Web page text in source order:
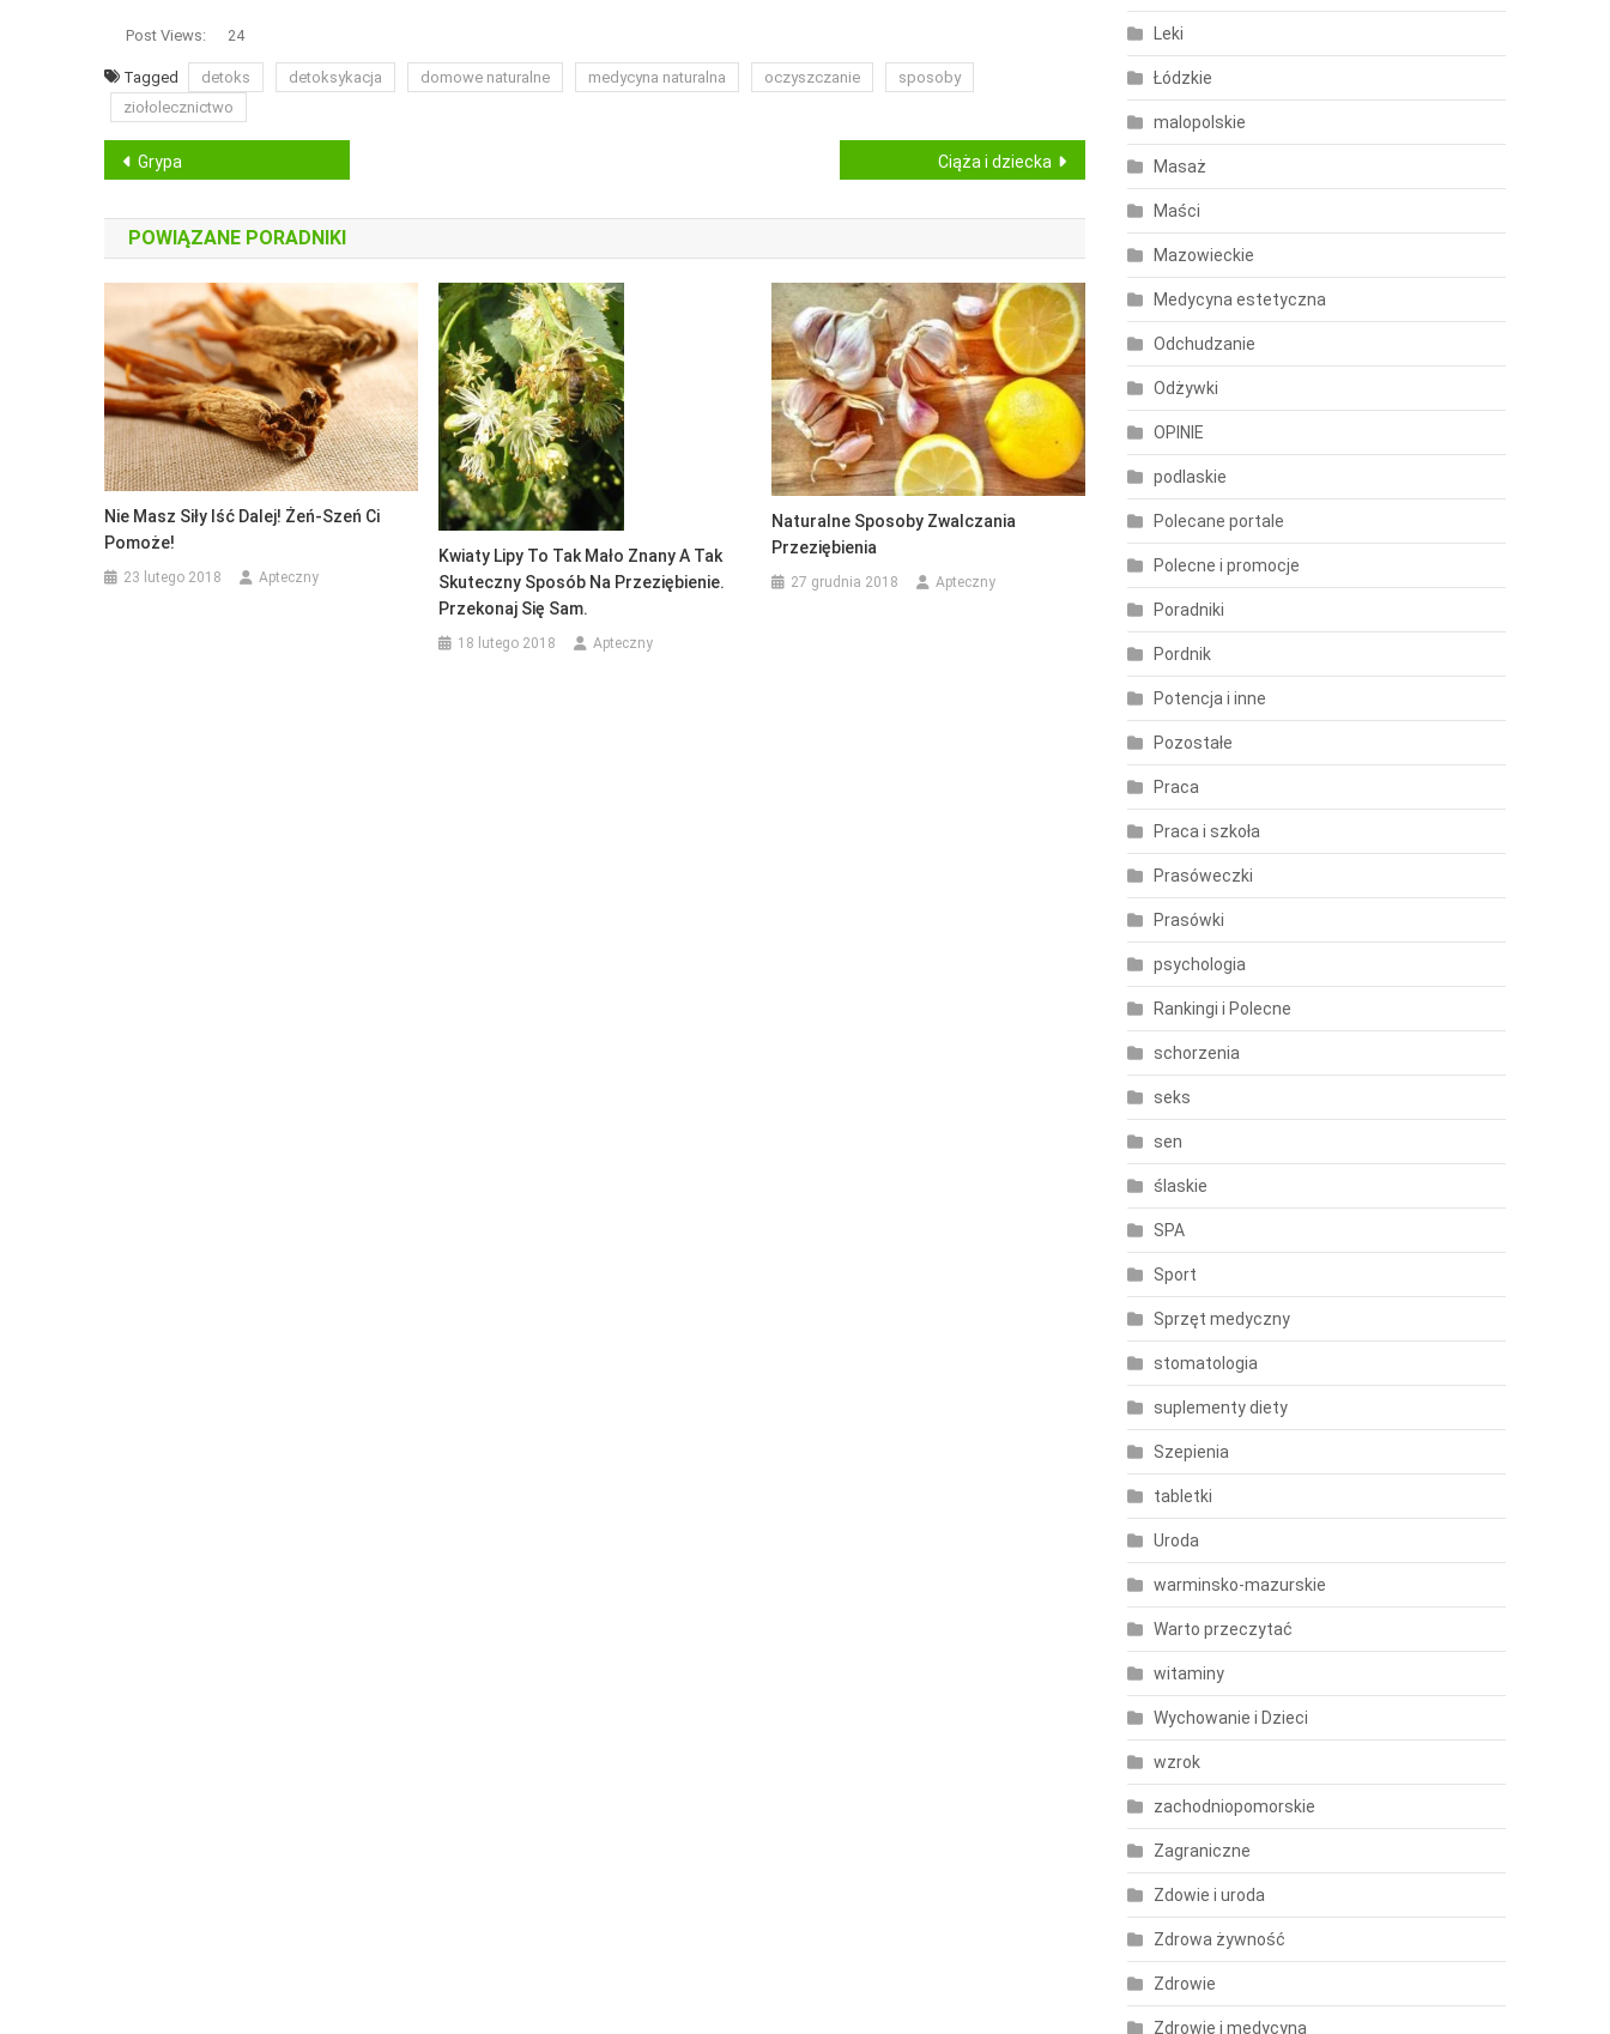
Post Views: 24
Tagged detoks detoksykacja domowe naturalne medycyna naturalna oczyszczanie
sposoby
ziołolecznictwo
Nawigacja
wpisu
Grypa Ciąża i dziecka
POWIĄZANE PORADNIKI
Nie Masz Siły Iść Dalej! Żeń-Szeń Ci
Pomoże!
23 lutego 2018 Apteczny
Kwiaty Lipy To Tak Mało Znany A Tak
Skuteczny Sposób Na Przeziębienie.
Przekonaj Się Sam.
18 lutego 2018 Apteczny
Naturalne Sposoby Zwalczania
Przeziębienia
27 grudnia 2018 Apteczny
Leki
Łódzkie
malopolskie
Masaż
Maści
Mazowieckie
Medycyna estetyczna
Odchudzanie
Odżywki
OPINIE
podlaskie
Polecane portale
Polecne i promocje
Poradniki
Pordnik
Potencja i inne
Pozostałe
Praca
Praca i szkoła
Prasóweczki
Prasówki
psychologia
Rankingi i Polecne
schorzenia
seks
sen
ślaskie
SPA
Sport
Sprzęt medyczny
stomatologia
suplementy diety
Szepienia
tabletki
Uroda
warminsko-mazurskie
Warto przeczytać
witaminy
Wychowanie i Dzieci
wzrok
zachodniopomorskie
Zagraniczne
Zdowie i uroda
Zdrowa żywność
Zdrowie
Zdrowie i medycyna